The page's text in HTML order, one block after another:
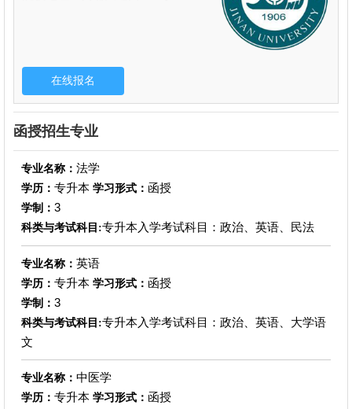
函授招生专业
专业名称： 法学
学历： 专升本 学习形式： 函授
学制： 3
科类与考试科目:专升本入学考试科目：政治、英语、民法
专业名称： 英语
学历： 专升本 学习形式： 函授
学制： 3
科类与考试科目:专升本入学考试科目：政治、英语、大学语
文
专业名称： 中医学
学历： 专升本 学习形式： 函授